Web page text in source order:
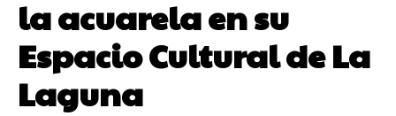
la acuarela en su
Espacio Cultural de La
Laguna